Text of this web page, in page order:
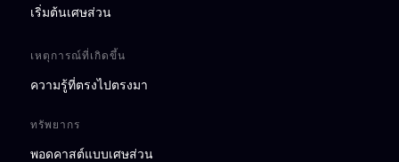
เริ่มต้นเศษส่วน
เหตุการณ์ที่เกิดขึ้น
ความรู้ที่ตรงไปตรงมา
ทรัพยากร
พอดคาสต์แบบเศษส่วน